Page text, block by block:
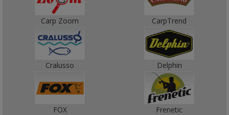
Carp Zoom CarpTrend
Cralusso Delphin
FOX Frenetic